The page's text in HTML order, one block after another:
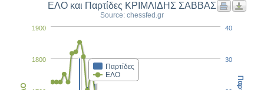
ΕΛΟ και Παρτίδες ΚΡΙΜΛΙΔΗΣ ΣΑΒΒΑΣ
Source: chessfed.gr
Παρτίδες
ΕΛΟ
1800
1900
30
40